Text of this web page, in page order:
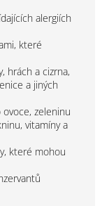
alergiích
které
hrách a cizrna,
a jiných
zeleninu
vitamíny a
které mohou